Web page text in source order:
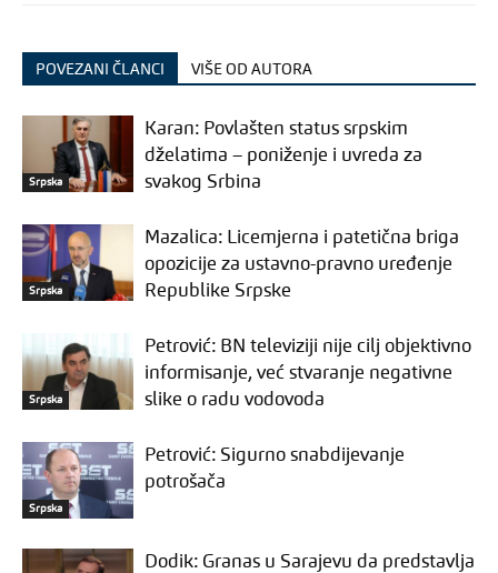
POVEZANI ČLANCI VIŠE OD AUTORA
Srpska
Karan: Povlašten status srpskim
dželatima – poniženje i uvreda za
svakog Srbina
Srpska
Mazalica: Licemjerna i patetična briga
opozicije za ustavno-pravno uređenje
Republike Srpske
Srpska
Petrović: BN televiziji nije cilj objektivno
informisanje, već stvaranje negativne
slike o radu vodovoda
Srpska
Petrović: Sigurno snabdijevanje
potrošača
Dodik: Granas u Sarajevu da predstavlja